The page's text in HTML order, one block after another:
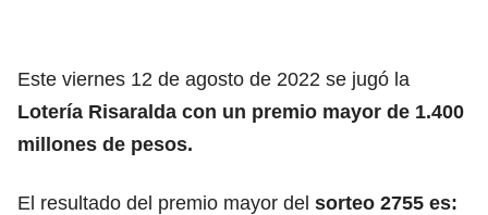
Este viernes 12 de agosto de 2022 se jugó la
Lotería Risaralda con un premio mayor de 1.400
millones de pesos.
El resultado del premio mayor del sorteo 2755 es: